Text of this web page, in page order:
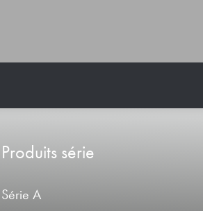
Produits série
Série A